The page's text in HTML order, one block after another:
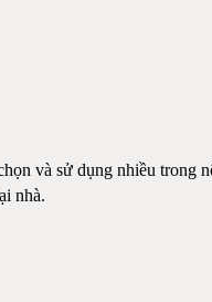
và sử dụng nhiều trong
nhà.